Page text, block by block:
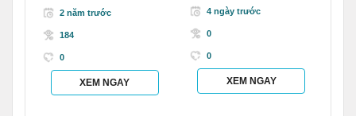
2 năm trước
184
0
XEM NGAY
4 ngày trước
0
0
XEM NGAY